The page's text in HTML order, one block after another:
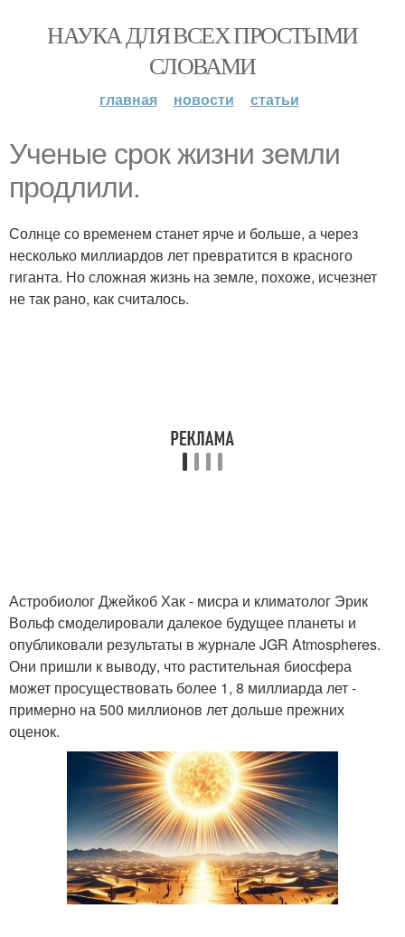
НАУКА ДЛЯ ВСЕХ ПРОСТЫМИ
СЛОВАМИ
главная новости статьи
Ученые срок жизни земли
продлили.
Солнце со временем станет ярче и больше, а через
несколько миллиардов лет превратится в красного
гиганта. Но сложная жизнь на земле, похоже, исчезнет
не так рано, как считалось.
Астробиолог Джейкоб Хак - мисра и климатолог Эрик
Вольф смоделировали далекое будущее планеты и
опубликовали результаты в журнале JGR Atmospheres.
Они пришли к выводу, что растительная биосфера
может просуществовать более 1, 8 миллиарда лет -
примерно на 500 миллионов лет дольше прежних
оценок.